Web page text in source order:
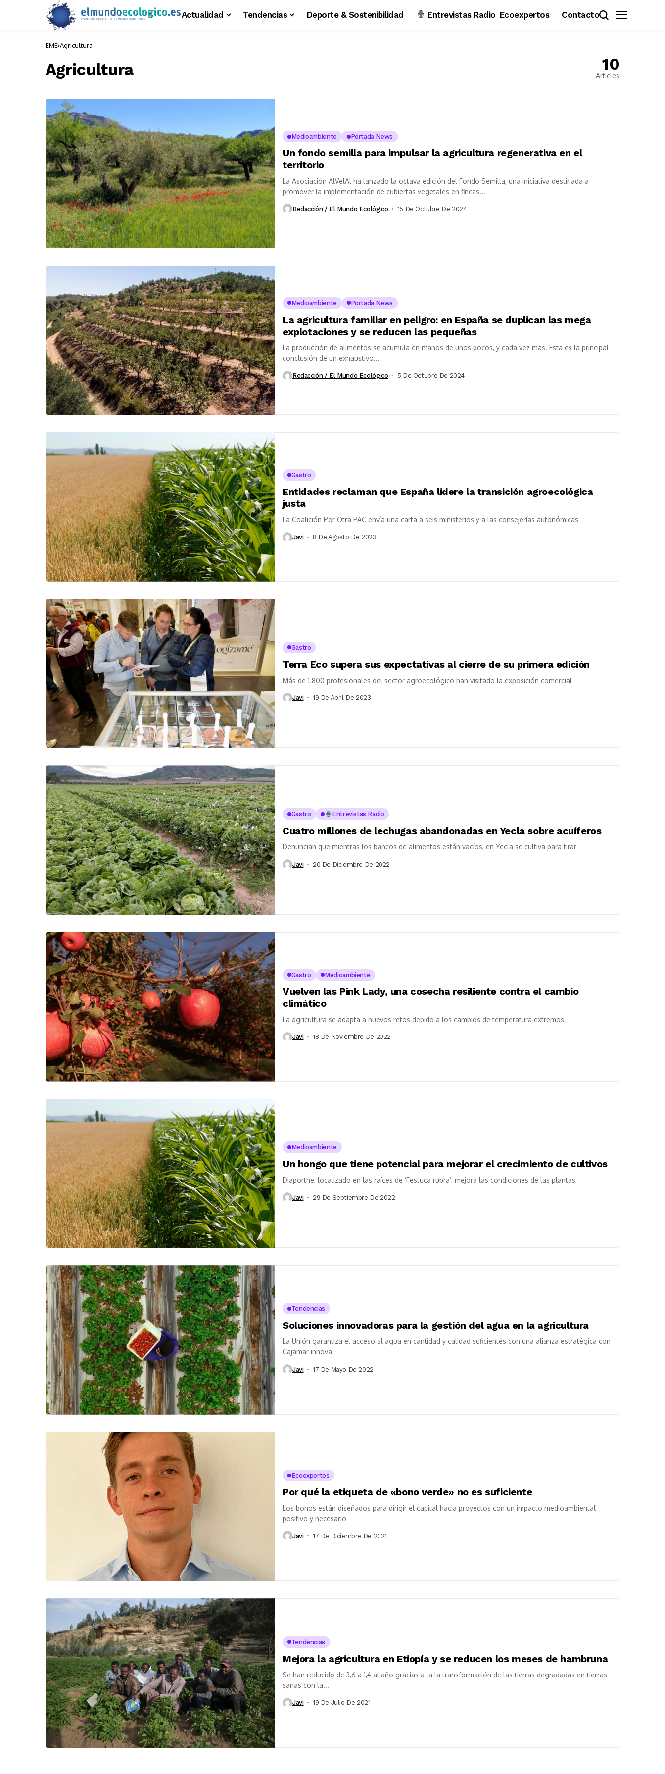
Actualidad Tendencias Deporte & Sostenibilidad Entrevistas Radio Ecoexpertos Contacto
EME Agricultura
Agricultura 10
Articles
Medioambiente Portada News
Un fondo semilla para impulsar la agricultura regenerativa en el
territorio
La Asociación AlVelAl ha lanzado la octava edición del Fondo Semilla, una iniciativa destinada a
promover la implementación de cubiertas vegetales en fincas...
Redacción / El Mundo Ecológico 15 De Octubre De 2024
Medioambiente Portada News
La agricultura familiar en peligro: en España se duplican las mega
explotaciones y se reducen las pequeñas
La producción de alimentos se acumula en manos de unos pocos, y cada vez más. Esta es la principal
conclusión de un exhaustivo...
Redacción / El Mundo Ecológico 5 De Octubre De 2024
Gastro
Entidades reclaman que España lidere la transición agroecológica
justa
La Coalición Por Otra PAC envía una carta a seis ministerios y a las consejerías autonómicas
Javi 8 De Agosto De 2023
Gastro
Terra Eco supera sus expectativas al cierre de su primera edición
Más de 1.800 profesionales del sector agroecológico han visitado la exposición comercial
Javi 19 De Abril De 2023
Gastro Entrevistas Radio
Cuatro millones de lechugas abandonadas en Yecla sobre acuíferos
Denuncian que mientras los bancos de alimentos están vacíos, en Yecla se cultiva para tirar
Javi 20 De Diciembre De 2022
Gastro Medioambiente
Vuelven las Pink Lady, una cosecha resiliente contra el cambio
climático
La agricultura se adapta a nuevos retos debido a los cambios de temperatura extremos
Javi 18 De Noviembre De 2022
Medioambiente
Un hongo que tiene potencial para mejorar el crecimiento de cultivos
Diaporthe, localizado en las raíces de ‘Festuca rubra’, mejora las condiciones de las plantas
Javi 29 De Septiembre De 2022
Tendencias
Soluciones innovadoras para la gestión del agua en la agricultura
La Unión garantiza el acceso al agua en cantidad y calidad suficientes con una alianza estratégica con
Cajamar innova
Javi 17 De Mayo De 2022
Ecoexpertos
Por qué la etiqueta de «bono verde» no es suficiente
Los bonos están diseñados para dirigir el capital hacia proyectos con un impacto medioambiental
positivo y necesario
Javi 17 De Diciembre De 2021
Tendencias
Mejora la agricultura en Etiopía y se reducen los meses de hambruna
Se han reducido de 3,6 a 1,4 al año gracias a la la transformación de las tierras degradadas en tierras
sanas con la...
Javi 19 De Julio De 2021